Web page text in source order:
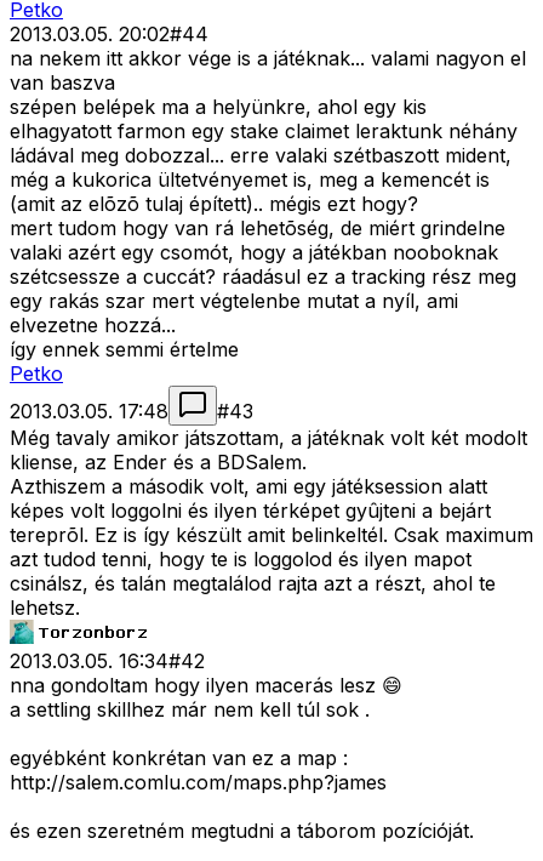
Petko
2013.03.05. 20:02#44
na nekem itt akkor vége is a játéknak... valami nagyon el
van baszva
szépen belépek ma a helyünkre, ahol egy kis
elhagyatott farmon egy stake claimet leraktunk néhány
ládával meg dobozzal... erre valaki szétbaszott mident,
még a kukorica ültetvényemet is, meg a kemencét is
(amit az elõzõ tulaj épített).. mégis ezt hogy?
mert tudom hogy van rá lehetõség, de miért grindelne
valaki azért egy csomót, hogy a játékban nooboknak
szétcsessze a cuccát? ráadásul ez a tracking rész meg
egy rakás szar mert végtelenbe mutat a nyíl, ami
elvezetne hozzá...
így ennek semmi értelme
Petko
2013.03.05. 17:48
#43
Még tavaly amikor játszottam, a játéknak volt két modolt
kliense, az Ender és a BDSalem.
Azthiszem a második volt, ami egy játéksession alatt
képes volt loggolni és ilyen térképet gyûjteni a bejárt
tereprõl. Ez is így készült amit belinkeltél. Csak maximum
azt tudod tenni, hogy te is loggolod és ilyen mapot
csinálsz, és talán megtalálod rajta azt a részt, ahol te
lehetsz.
2013.03.05. 16:34#42
nna gondoltam hogy ilyen macerás lesz 😄
a settling skillhez már nem kell túl sok .
egyébként konkrétan van ez a map :
http://salem.comlu.com/maps.php?james
és ezen szeretném megtudni a táborom pozícióját.